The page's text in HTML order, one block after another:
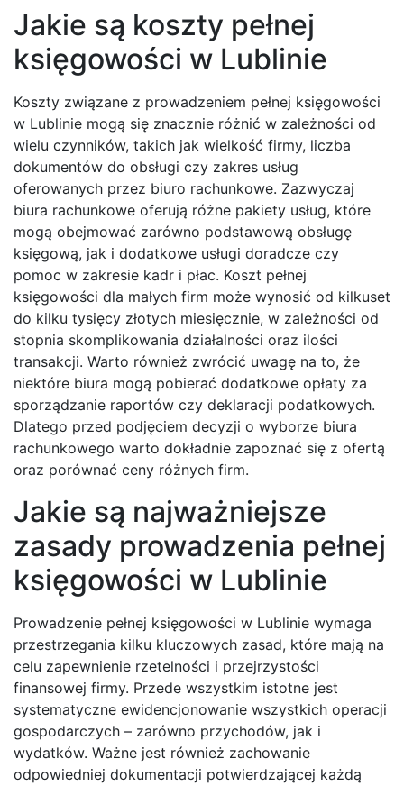
Jakie są koszty pełnej
księgowości w Lublinie
Koszty związane z prowadzeniem pełnej księgowości
w Lublinie mogą się znacznie różnić w zależności od
wielu czynników, takich jak wielkość firmy, liczba
dokumentów do obsługi czy zakres usług
oferowanych przez biuro rachunkowe. Zazwyczaj
biura rachunkowe oferują różne pakiety usług, które
mogą obejmować zarówno podstawową obsługę
księgową, jak i dodatkowe usługi doradcze czy
pomoc w zakresie kadr i płac. Koszt pełnej
księgowości dla małych firm może wynosić od kilkuset
do kilku tysięcy złotych miesięcznie, w zależności od
stopnia skomplikowania działalności oraz ilości
transakcji. Warto również zwrócić uwagę na to, że
niektóre biura mogą pobierać dodatkowe opłaty za
sporządzanie raportów czy deklaracji podatkowych.
Dlatego przed podjęciem decyzji o wyborze biura
rachunkowego warto dokładnie zapoznać się z ofertą
oraz porównać ceny różnych firm.
Jakie są najważniejsze
zasady prowadzenia pełnej
księgowości w Lublinie
Prowadzenie pełnej księgowości w Lublinie wymaga
przestrzegania kilku kluczowych zasad, które mają na
celu zapewnienie rzetelności i przejrzystości
finansowej firmy. Przede wszystkim istotne jest
systematyczne ewidencjonowanie wszystkich operacji
gospodarczych – zarówno przychodów, jak i
wydatków. Ważne jest również zachowanie
odpowiedniej dokumentacji potwierdzającej każdą